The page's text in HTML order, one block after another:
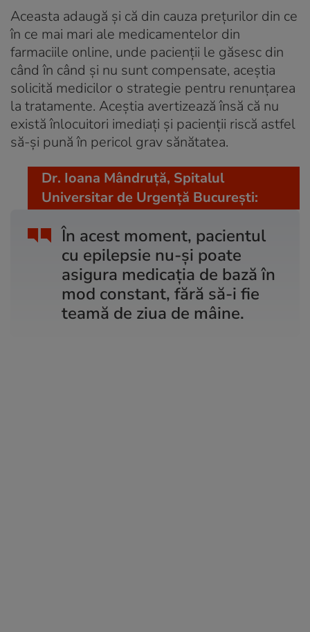
Aceasta adaugă și că din cauza prețurilor din ce
în ce mai mari ale medicamentelor din
farmaciile online, unde pacienții le găsesc din
când în când și nu sunt compensate, aceștia
solicită medicilor o strategie pentru renunțarea
la tratamente. Aceștia avertizează însă că nu
există înlocuitori imediați și pacienții riscă astfel
să-și pună în pericol grav sănătatea.
În acest moment, pacientul
cu epilepsie nu-şi poate
asigura medicaţia de bază în
mod constant, fără să-i fie
teamă de ziua de mâine.
Dr. Ioana Mândruţă, Spitalul
Universitar de Urgenţă Bucureşti: